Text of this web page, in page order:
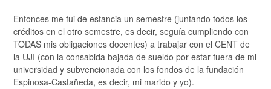
Entonces me fui de estancia un semestre (juntando todos los
créditos en el otro semestre, es decir, seguía cumpliendo con
TODAS mis obligaciones docentes) a trabajar con el CENT de
la UJI (con la consabida bajada de sueldo por estar fuera de mi
universidad y subvencionada con los fondos de la fundación
Espinosa-Castañeda, es decir, mi marido y yo).